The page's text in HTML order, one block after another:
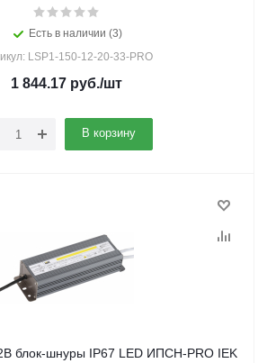
Есть в наличии (3)
LSP1-150-12-20-33-PRO
1 844.17 руб./шт
В корзину
блок-шнуры IP67 LED ИПСН-PRO IEK